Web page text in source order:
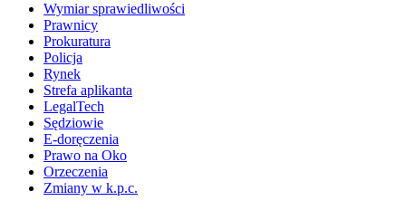
Wymiar sprawiedliwości
Prawnicy
Prokuratura
Policja
Rynek
Strefa aplikanta
LegalTech
Sędziowie
E-doręczenia
Prawo na Oko
Orzeczenia
Zmiany w k.p.c.